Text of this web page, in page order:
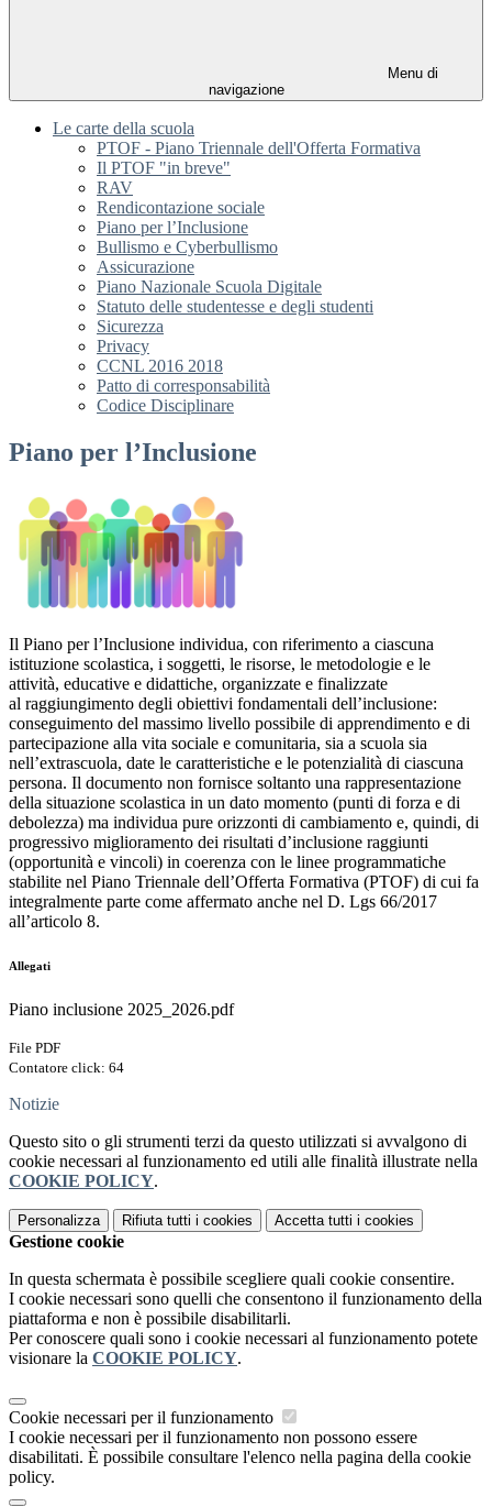
Menu di
navigazione
Le carte della scuola
PTOF - Piano Triennale dell'Offerta Formativa
Il PTOF "in breve"
RAV
Rendicontazione sociale
Piano per l’Inclusione
Bullismo e Cyberbullismo
Assicurazione
Piano Nazionale Scuola Digitale
Statuto delle studentesse e degli studenti
Sicurezza
Privacy
CCNL 2016 2018
Patto di corresponsabilità
Codice Disciplinare
Piano per l’Inclusione
Il Piano per l’Inclusione individua, con riferimento a ciascuna
istituzione scolastica, i soggetti, le risorse, le metodologie e le
attività, educative e didattiche, organizzate e finalizzate
al raggiungimento degli obiettivi fondamentali dell’inclusione:
conseguimento del massimo livello possibile di apprendimento e di
partecipazione alla vita sociale e comunitaria, sia a scuola sia
nell’extrascuola, date le caratteristiche e le potenzialità di ciascuna
persona. Il documento non fornisce soltanto una rappresentazione
della situazione scolastica in un dato momento (punti di forza e di
debolezza) ma individua pure orizzonti di cambiamento e, quindi, di
progressivo miglioramento dei risultati d’inclusione raggiunti
(opportunità e vincoli) in coerenza con le linee programmatiche
stabilite nel Piano Triennale dell’Offerta Formativa (PTOF) di cui fa
integralmente parte come affermato anche nel D. Lgs 66/2017
all’articolo 8.
Allegati
Piano inclusione 2025_2026.pdf
File PDF
Contatore click: 64
Notizie
Questo sito o gli strumenti terzi da questo utilizzati si avvalgono di
cookie necessari al funzionamento ed utili alle finalità illustrate nella
COOKIE POLICY.
Personalizza Rifiuta tutti i cookies Accetta tutti i cookies
Gestione cookie
In questa schermata è possibile scegliere quali cookie consentire.
I cookie necessari sono quelli che consentono il funzionamento della
piattaforma e non è possibile disabilitarli.
Per conoscere quali sono i cookie necessari al funzionamento potete
visionare la COOKIE POLICY.
Cookie necessari per il funzionamento
I cookie necessari per il funzionamento non possono essere
disabilitati. È possibile consultare l'elenco nella pagina della cookie
policy.